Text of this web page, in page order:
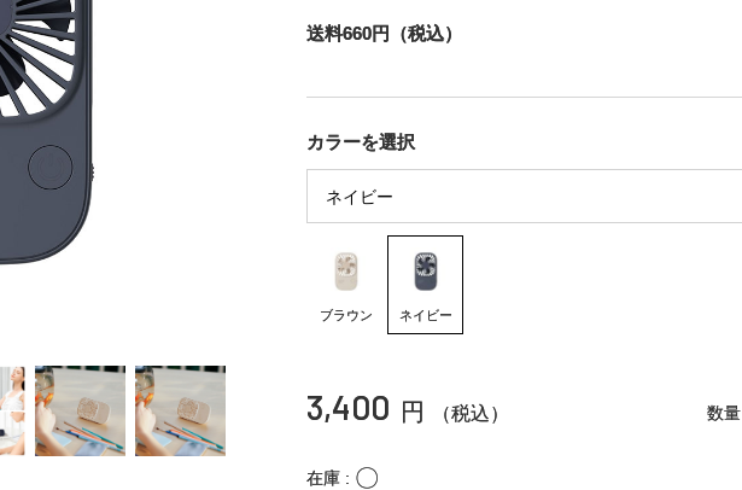
送料660円（税込）
カラーを選択
ブラウン ネイビー
3,400 円 （税込） 数量
在庫 〇